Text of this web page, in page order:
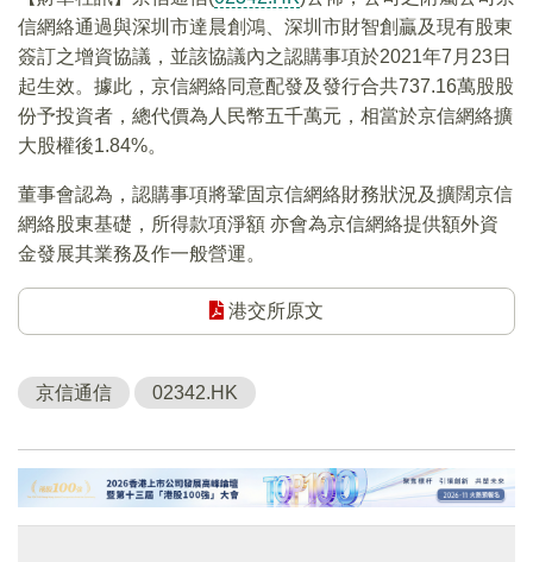
信網絡通過與深圳市達晨創鴻、深圳市財智創贏及現有股東
簽訂之增資協議，並該協議內之認購事項於2021年7月23日
起生效。據此，京信網絡同意配發及發行合共737.16萬股股
份予投資者，總代價為人民幣五千萬元，相當於京信網絡擴
大股權後1.84%。
董事會認為，認購事項將鞏固京信網絡財務狀況及擴闊京信
網絡股東基礎，所得款項淨額 亦會為京信網絡提供額外資
金發展其業務及作一般營運。
港交所原文
京信通信 02342.HK